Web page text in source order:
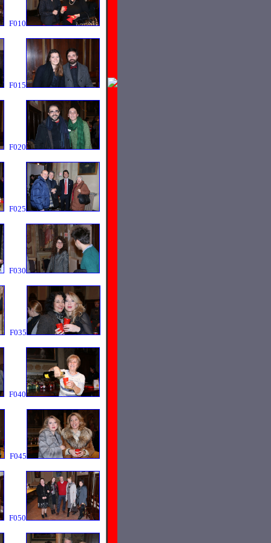
F010
F015
F020
F025
F030
F035
F040
F045
F050